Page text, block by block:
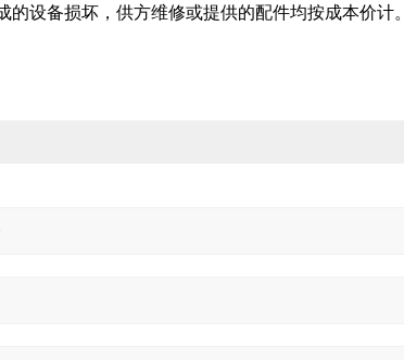
设备损坏，供方维修或提供的配件均按成本价计。